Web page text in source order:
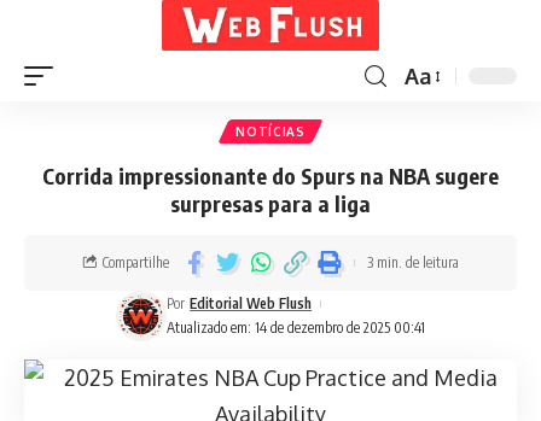
Aa
NOTÍCIAS
Corrida impressionante do Spurs na NBA sugere
surpresas para a liga
Atualizado em: 14 de dezembro de 2025 00:41
Por Editorial Web Flush
Compartilhe 3 min. de leitura